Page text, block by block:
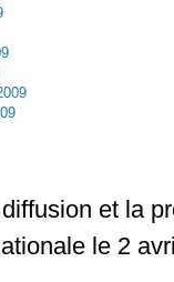
et la
le 2